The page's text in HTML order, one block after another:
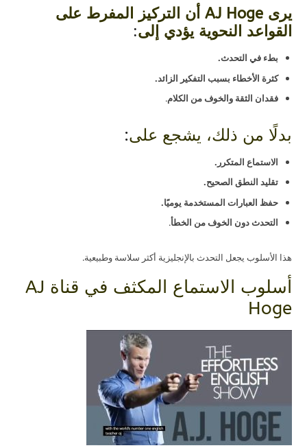
يرى AJ Hoge أن التركيز المفرط على
القواعد النحوية يؤدي إلى:
بطء في التحدث.
كثرة الأخطاء بسبب التفكير الزائد.
فقدان الثقة والخوف من الكلام.
بدلًا من ذلك، يشجع على:
الاستماع المتكرر.
تقليد النطق الصحيح.
حفظ العبارات المستخدمة يوميًا.
التحدث دون الخوف من الخطأ.
هذا الأسلوب يجعل التحدث بالإنجليزية أكثر سلاسة وطبيعية.
أسلوب الاستماع المكثف في قناة AJ
Hoge